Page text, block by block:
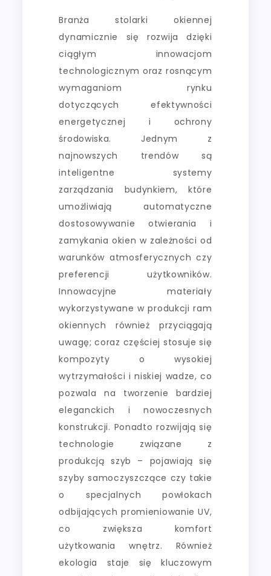
Branża stolarki okiennej
dynamicznie się rozwija dzięki
ciągłym innowacjom
technologicznym oraz rosnącym
wymaganiom rynku
dotyczących efektywności
energetycznej i ochrony
środowiska. Jednym z
najnowszych trendów są
inteligentne systemy
zarządzania budynkiem, które
umożliwiają automatyczne
dostosowywanie otwierania i
zamykania okien w zależności od
warunków atmosferycznych czy
preferencji użytkowników.
Innowacyjne materiały
wykorzystywane w produkcji ram
okiennych również przyciągają
uwagę; coraz częściej stosuje się
kompozyty o wysokiej
wytrzymałości i niskiej wadze, co
pozwala na tworzenie bardziej
eleganckich i nowoczesnych
konstrukcji. Ponadto rozwijają się
technologie związane z
produkcją szyb – pojawiają się
szyby samoczyszczące czy takie
o specjalnych powłokach
odbijających promieniowanie UV,
co zwiększa komfort
użytkowania wnętrz. Również
ekologia staje się kluczowym